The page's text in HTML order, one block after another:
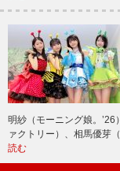
明紗（モーニング娘。
ァクトリー）、相馬優芽
読む